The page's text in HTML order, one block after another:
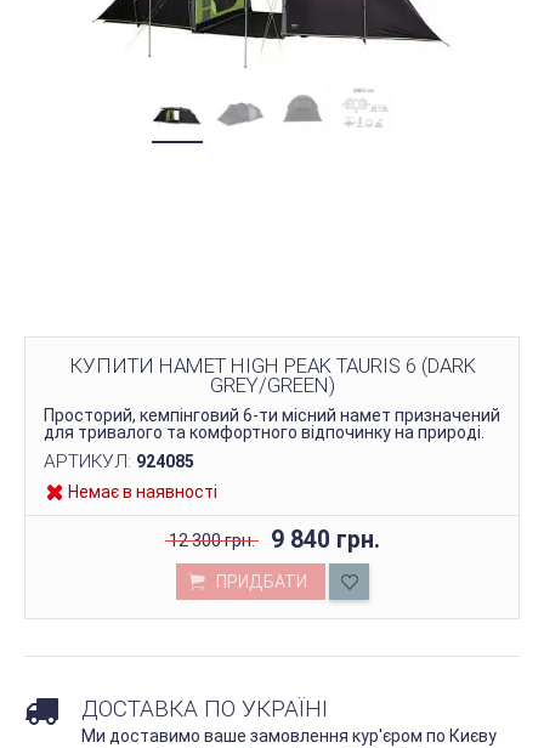
КУПИТИ НАМЕТ HIGH PEAK TAURIS 6 (DARK
GREY/GREEN)
Просторий, кемпінговий 6-ти місний намет призначений
для тривалого та комфортного відпочинку на природі.
АРТИКУЛ: 924085
Немає в наявності
12 300 грн. 9 840 грн.
ПРИДБАТИ
ДОСТАВКА ПО УКРАЇНІ
Ми доставимо ваше замовлення кур'єром по Києву